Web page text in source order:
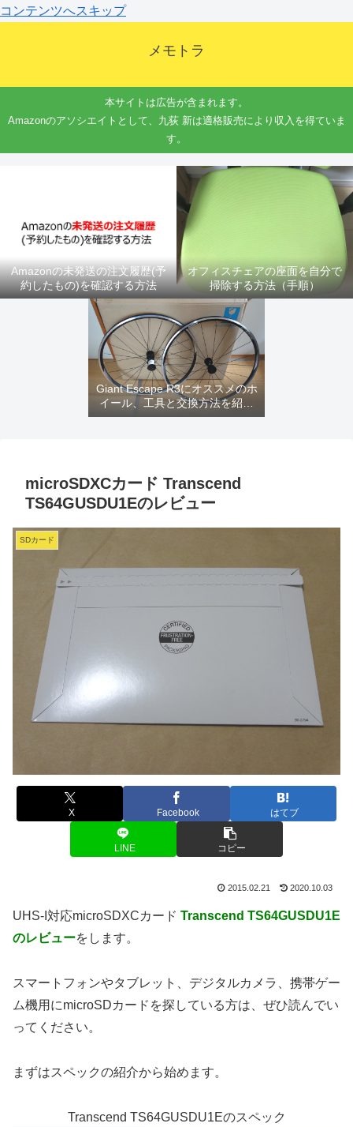
コンテンツへスキップ
メモトラ
本サイトは広告が含まれます。
Amazonのアソシエイトとして、九荻 新は適格販売により収入を得ていま
す。
Amazonの未発送の注文履歴(予
約したもの)を確認する方法
オフィスチェアの座面を自分で
掃除する方法（手順）
Giant Escape R3にオススメのホ
イール、工具と交換方法を紹介
するよ
microSDXCカード Transcend
TS64GUSDU1Eのレビュー
SDカード
X Facebook はてブ
LINE コピー
2015.02.21 2020.10.03
UHS-I対応microSDXCカード Transcend TS64GUSDU1E
のレビューをします。
スマートフォンやタブレット、デジタルカメラ、携帯ゲー
ム機用にmicroSDカードを探している方は、ぜひ読んでい
ってください。
まずはスペックの紹介から始めます。
Transcend TS64GUSDU1Eのスペック